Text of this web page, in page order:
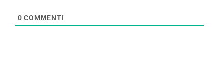
0 COMMENTI